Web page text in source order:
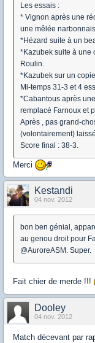
Les essais :
* Vignon après une
une mêlée
*Hézard suite à un
*Kazubek suite à une
Roulin.
*Kazubek sur un
Mi-temps 31-3 et 4
*Cabantous après
remplacé Farnoux et
Après , pas grand-
(volontairement)
Score final : 38-3.
Merci
Kestandi
04 nov. 2012
bon ben génial,
au genou droit pour
@AuroreASM. Super.
Fait chier de merde !!!
Dooley
04 nov. 2012
Match décevant par